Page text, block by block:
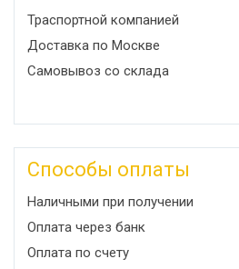
Траспортной компанией
Доставка по Москве
Самовывоз со склада
Способы оплаты
Наличными при получении
Оплата через банк
Оплата по счету